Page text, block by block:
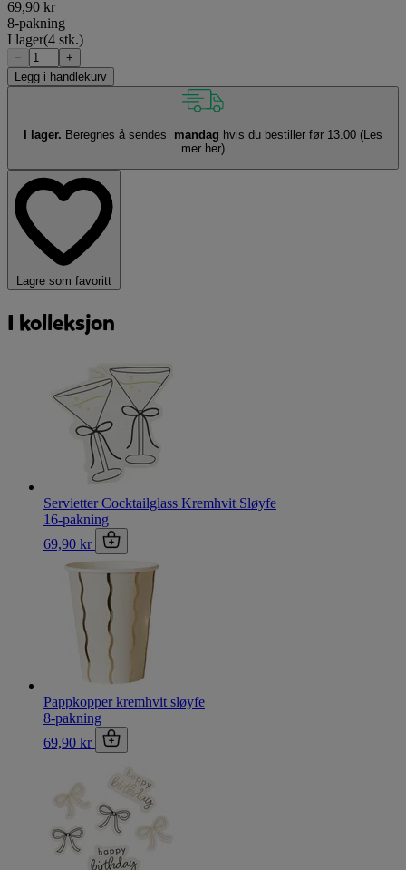
69,90 kr
8-pakning
I lager(4 stk.)
−
+
Legg i handlekurv
I lager. Beregnes å sendes mandag hvis du bestiller før 13.00 (Les
mer her)
Lagre som favoritt
I kolleksjon
Servietter Cocktailglass Kremhvit Sløyfe
16-pakning
69,90 kr
Pappkopper kremhvit sløyfe
8-pakning
69,90 kr